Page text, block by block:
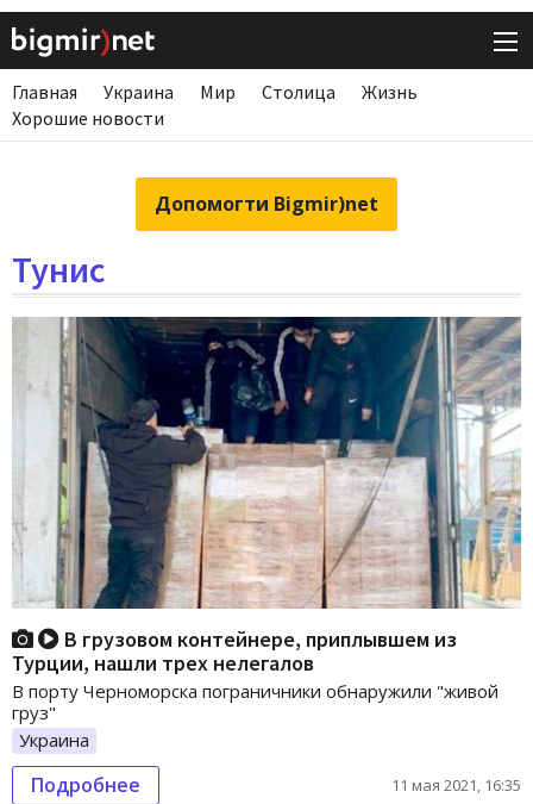
Главная Украина Мир Столица
Жизнь
Хорошие новости
Допомогти Bigmir)net
Тунис
В грузовом контейнере, приплывшем из
Турции, нашли трех нелегалов
В порту Черноморска пограничники обнаружили "живой
груз"
Украина
Подробнее 11 мая 2021, 16:35